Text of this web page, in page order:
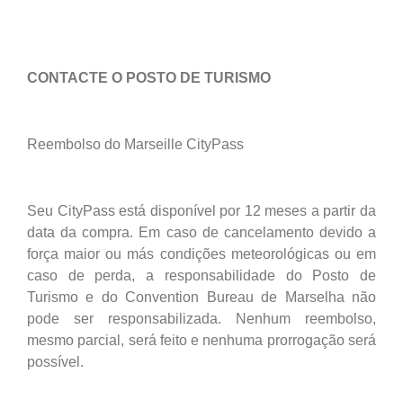
CONTACTE O POSTO DE TURISMO
Reembolso do Marseille CityPass
Seu CityPass está disponível por 12 meses a partir da
data da compra. Em caso de cancelamento devido a
força maior ou más condições meteorológicas ou em
caso de perda, a responsabilidade do Posto de
Turismo e do Convention Bureau de Marselha não
pode ser responsabilizada. Nenhum reembolso,
mesmo parcial, será feito e nenhuma prorrogação será
possível.